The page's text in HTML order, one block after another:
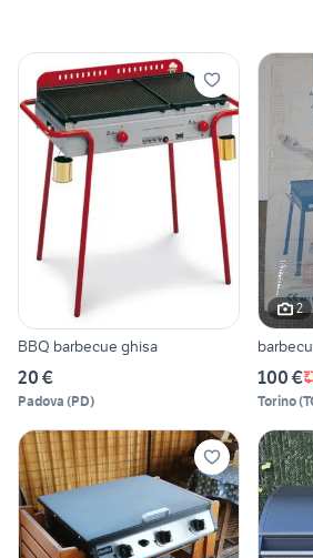
BBQ barbecue ghisa
20 €
Padova (PD)
2
100 €
Torino(